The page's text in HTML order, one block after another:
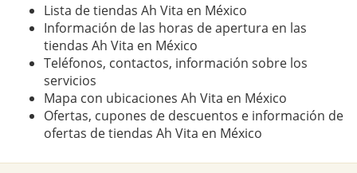
Lista de tiendas Ah Vita en México
Información de las horas de apertura en las
tiendas Ah Vita en México
Teléfonos, contactos, información sobre los
servicios
Mapa con ubicaciones Ah Vita en México
Ofertas, cupones de descuentos e información de
ofertas de tiendas Ah Vita en México